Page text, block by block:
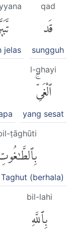
qad
قَد
sungguh
jelas
l-ghayi
ٱلْغَىِّۚ
yang sesat
ṭāghūti
(berhala)
bil-lahi
بِٱللَّهِ